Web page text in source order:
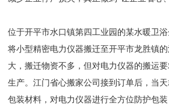
位于开平市水口镇第四工业园的某水暖卫
将小型精密电力仪器搬迁至开平市龙胜镇
大，搬迁物资不多，但对电力仪器的搬运
生产。江门省心搬家公司接到订单后，当
包装材料，对电力仪器进行全方位防护包